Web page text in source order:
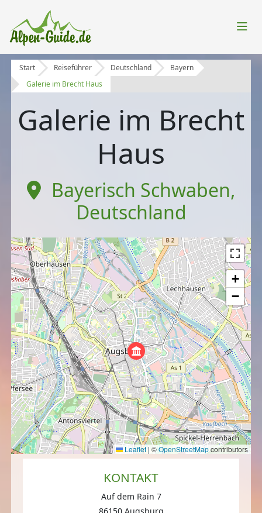
Start Reiseführer Deutschland
Bayern
Galerie im Brecht Haus
Galerie im Brecht
Haus
Bayerisch Schwaben,
Deutschland
+
−
Leaflet | ©OpenStreetMapcontributors
KONTAKT
Auf dem Rain 7